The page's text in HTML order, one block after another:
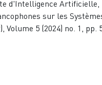
d'Intelligence Artificielle,
sur les
Volume 5 (2024) no. 1, pp.